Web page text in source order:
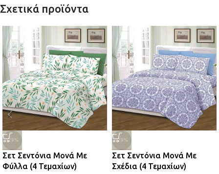
Σχετικά προϊόντα
-29%
Σετ Σεντόνια Μονά Με
Φύλλα (4 Τεμαχίων)
-29%
Σετ Σεντόνια Μονά Με
Σχέδια (4 Τεμαχίων)